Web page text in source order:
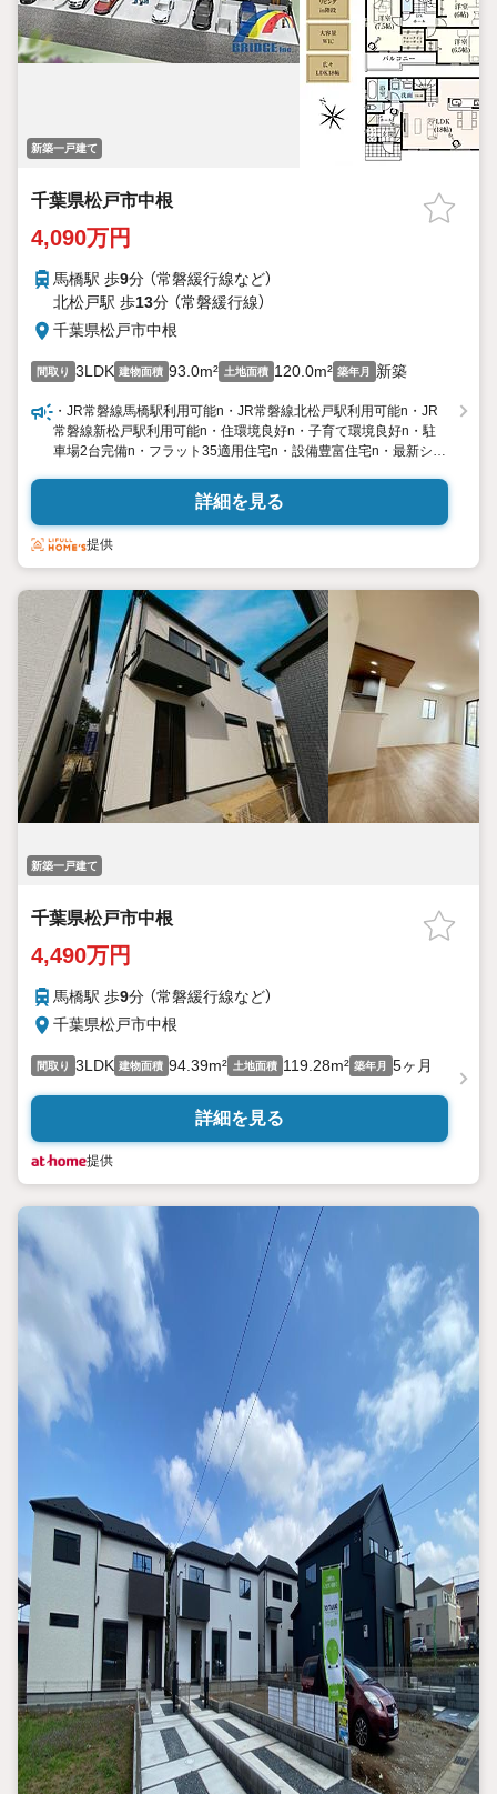
新築一戸建て
千葉県松戸市中根
4,090万円
馬橋駅 歩9分 （常磐緩行線など）
北松戸駅 歩13分 （常磐緩行線）
千葉県松戸市中根
間取り 3LDK 建物面積 93.0m² 土地面積 120.0m² 築年月 新築
・JR常磐線馬橋駅利用可能n・JR常磐線北松戸駅利用可能n・JR
常磐線新松戸駅利用可能n・住環境良好n・子育て環境良好n・駐
車場2台完備n・フラット35適用住宅n・設備豊富住宅n・最新シス
バスn・独立洗面台n・全室ペアガラスn・断熱玄関ドア
詳細を見る
提供
新築一戸建て
千葉県松戸市中根
4,490万円
馬橋駅 歩9分 （常磐緩行線など）
千葉県松戸市中根
間取り 3LDK 建物面積 94.39m² 土地面積 119.28m² 築年月 5ヶ月
詳細を見る
提供